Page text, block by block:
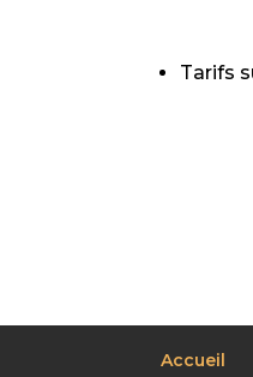
Tarifs
Accueil